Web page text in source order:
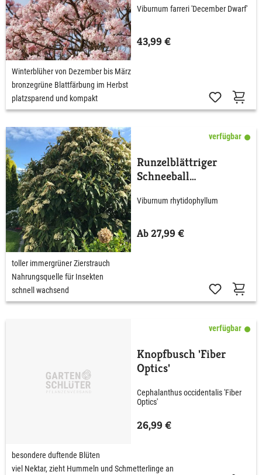
Viburnum farreri 'December Dwarf'
43,99 €
Winterblüher von Dezember bis März
bronzegrüne Blattfärbung im Herbst
platzsparend und kompakt
verfügbar
Runzelblättriger
Schneeball
Viburnum rhytidophyllum
Ab 27,99 €
toller immergrüner Zierstrauch
Nahrungsquelle für Insekten
schnell wachsend
verfügbar
Knopfbusch 'Fiber
Optics'
Cephalanthus occidentalis 'Fiber
Optics'
26,99 €
besondere duftende Blüten
viel Nektar, zieht Hummeln und Schmetterlinge an